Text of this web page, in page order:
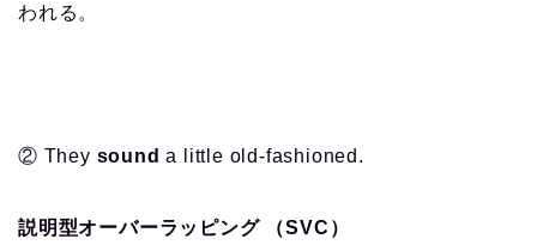
われる。
② They sound a little old-fashioned.
説明型オーバーラッピング （SVC）